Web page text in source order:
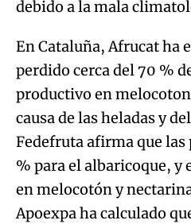
debido a la mala
En Cataluña, Afrucat ha
perdido cerca del 70 %
productivo en
causa de las heladas y
Fedefruta afirma que
% para el albaricoque, y
en melocotón y
Apoexpa ha calculado